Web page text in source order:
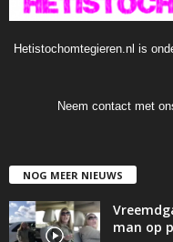
Hetistochomtegieren.nl is
Neem contact met
NOG MEER NIEUWS
man op